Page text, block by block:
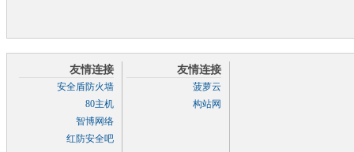
友情连接
安全盾防火墙
80主机
智博网络
红防安全吧
友情连接
菠萝云
构站网